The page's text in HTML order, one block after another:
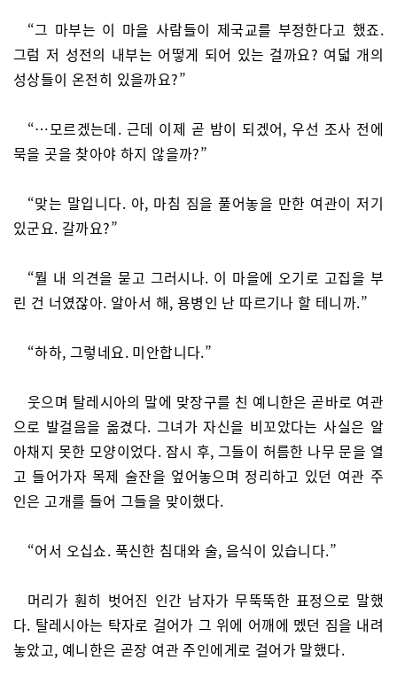
“그 마부는 이 마을 사람들이 제국교를 부정한다고 했죠.
그럼 저 성전의 내부는 어떻게 되어 있는 걸까요? 여덟 개의
성상들이 온전히 있을까요?”
“…모르겠는데. 근데 이제 곧 밤이 되겠어, 우선 조사 전에
묵을 곳을 찾아야 하지 않을까?”
“맞는 말입니다. 아, 마침 짐을 풀어놓을 만한 여관이 저기
있군요. 갈까요?”
“뭘 내 의견을 묻고 그러시나. 이 마을에 오기로 고집을 부
린 건 너였잖아. 알아서 해, 용병인 난 따르기나 할 테니까.”
“하하, 그렇네요. 미안합니다.”
웃으며 탈레시아의 말에 맞장구를 친 예니한은 곧바로 여관
으로 발걸음을 옮겼다. 그녀가 자신을 비꼬았다는 사실은 알
아채지 못한 모양이었다. 잠시 후, 그들이 허름한 나무 문을 열
고 들어가자 목제 술잔을 엎어놓으며 정리하고 있던 여관 주
인은 고개를 들어 그들을 맞이했다.
“어서 오십쇼. 푹신한 침대와 술, 음식이 있습니다.”
머리가 훤히 벗어진 인간 남자가 무뚝뚝한 표정으로 말했
다. 탈레시아는 탁자로 걸어가 그 위에 어깨에 멨던 짐을 내려
놓았고, 예니한은 곧장 여관 주인에게로 걸어가 말했다.